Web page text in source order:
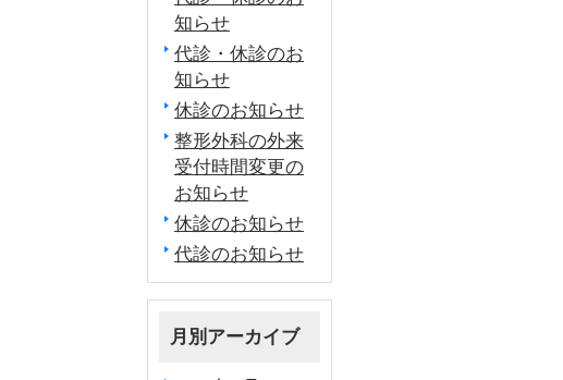
知らせ
代診・休診のお
知らせ
休診のお知らせ
整形外科の外来
受付時間変更の
お知らせ
休診のお知らせ
代診のお知らせ
月別アーカイブ